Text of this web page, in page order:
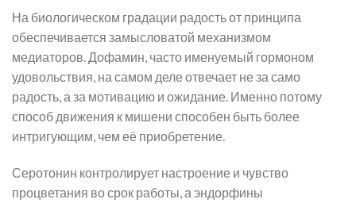
На биологическом градации радость от принципа
обеспечивается замысловатой механизмом
медиаторов. Дофамин, часто именуемый гормоном
удовольствия, на самом деле отвечает не за само
радость, а за мотивацию и ожидание. Именно потому
способ движения к мишени способен быть более
интригующим, чем её приобретение.
Серотонин контролирует настроение и чувство
процветания во срок работы, а эндорфины